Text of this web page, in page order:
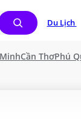
Du Lịch
Cần ThơPhú